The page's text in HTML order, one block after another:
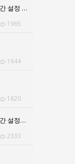
중간배당 기준일 및 주주명부 폐쇄기간 설정 공고문
1965
1644
1820
중간배당 기준일 및 주주명부 폐쇄기간 설정공고의 건
2333